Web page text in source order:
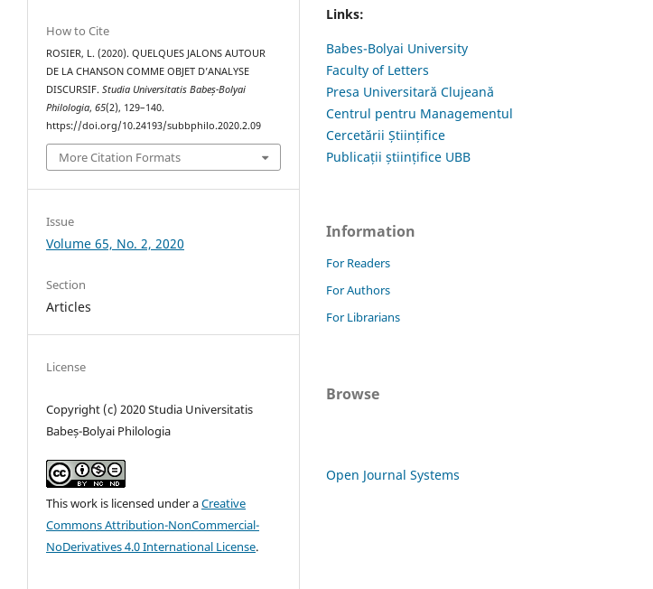
How to Cite
ROSIER, L. (2020). QUELQUES JALONS AUTOUR
DE LA CHANSON COMME OBJET D’ANALYSE
DISCURSIF.Studia Universitatis Babeș-Bolyai
Philologia,65(2), 129–140.
https://doi.org/10.24193/subbphilo.2020.2.09
More Citation Formats
Issue
Volume 65, No. 2, 2020
Section
Articles
License
Copyright (c) 2020 Studia Universitatis
Babeș-Bolyai Philologia
This work is licensed under aCreative
Commons Attribution-NonCommercial-
NoDerivatives 4.0 International License.
Links:
Babes-Bolyai University
Faculty of Letters
Presa Universitară Clujeană
Centrul pentru Managementul
Cercetării Științifice
Publicații științifice UBB
Information
For Readers
For Authors
For Librarians
Browse
Open Journal Systems